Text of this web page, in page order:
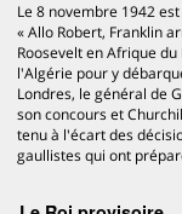
Le 8 novembre 1942
« Allo Robert, Franklin
Roosevelt en Afrique
l'Algérie pour y
Londres, le général de
son concours et
tenu à l'écart des
gaullistes qui ont